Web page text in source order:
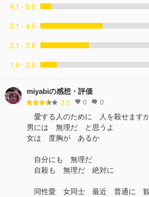
4.1 - 5.0
3.1 - 4.0
2.1 - 3.0
1.0 - 2.0
miyabiの感想・評価
3.5 0 0
愛する人のために 人を殺せます
男には 無理だ と思うよ
女は 度胸が あるか
自分にも 無理だ
自殺も 無理だ 絶対に
同性愛 女同士 最近 普通に 観